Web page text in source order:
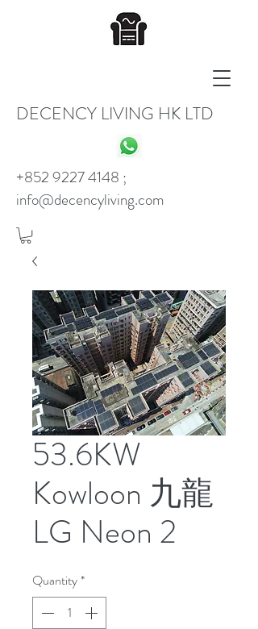
DECENCY LIVING HK LTD
+852 9227 4148 ;
info@decencyliving.com
53.6KW
Kowloon 九龍
LG Neon 2
Quantity*